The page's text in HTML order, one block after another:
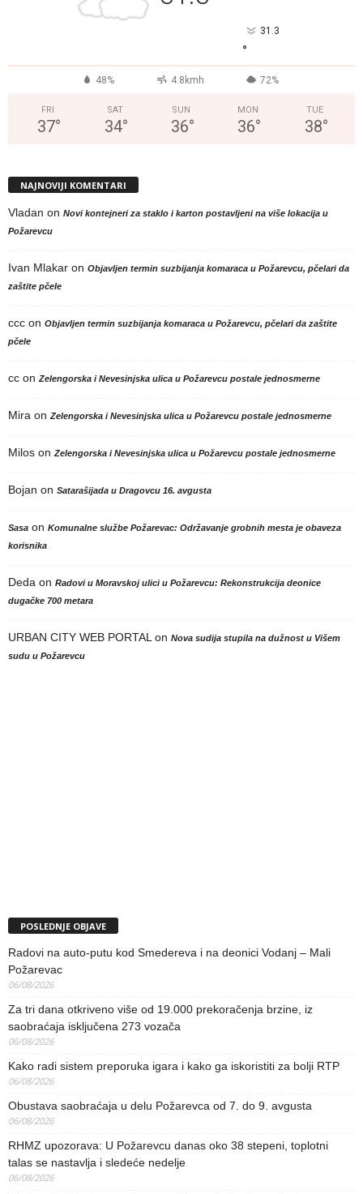
31.3
°
48% 4.8kmh 72%
FRI
37°
SAT
34°
SUN
36°
MON
36°
TUE
38°
NAJNOVIJI KOMENTARI
Vladan on Novi kontejneri za staklo i karton postavljeni na više lokacija u
Požarevcu
Ivan Mlakar on Objavljen termin suzbijanja komaraca u Požarevcu, pčelari da
zaštite pčele
ccc on Objavljen termin suzbijanja komaraca u Požarevcu, pčelari da zaštite
pčele
cc onZelengorska i Nevesinjska ulica u Požarevcu postale jednosmerne
Mira onZelengorska i Nevesinjska ulica u Požarevcu postale jednosmerne
Milos onZelengorska i Nevesinjska ulica u Požarevcu postale jednosmerne
Bojan on Satarašijada u Dragovcu 16. avgusta
Sasa on Komunalne službe Požarevac: Održavanje grobnih mesta je obaveza
korisnika
Deda on Radovi u Moravskoj ulici u Požarevcu: Rekonstrukcija deonice
dugačke 700 metara
URBAN CITY WEB PORTALon Nova sudija stupila na dužnost u Višem
sudu u Požarevcu
POSLEDNJE OBJAVE
Radovi na auto-putu kod Smedereva i na deonici Vodanj – Mali
Požarevac
06/08/2026
Za tri dana otkriveno više od 19.000 prekoračenja brzine, iz
saobraćaja isključena 273 vozača
06/08/2026
Kako radi sistem preporuka igara i kako ga iskoristiti za bolji RTP
06/08/2026
Obustava saobraćaja u delu Požarevca od 7. do 9. avgusta
06/08/2026
RHMZ upozorava: U Požarevcu danas oko 38 stepeni, toplotni
talas se nastavlja i sledeće nedelje
06/08/2026